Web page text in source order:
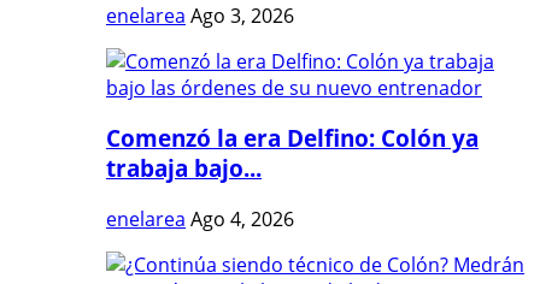
enelarea Ago 3, 2026
Comenzó la era Delfino: Colón ya
trabaja bajo...
enelarea Ago 4, 2026